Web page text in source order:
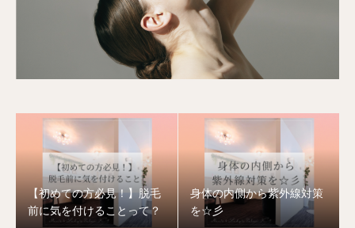
【初めての方必見！】脱毛
前に気を付けることって？
身体の内側から紫外線対策
を☆彡